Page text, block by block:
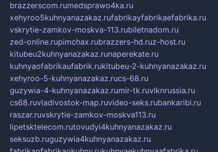
brazzerscom.rumedsprawo4ka.ru
xehyroo5kuhnyanazakaz.rufabrikayfabrikaefabrika.ru
vskrytie-zamkov-moskva-113.rubiletnadom.ru
zed-online.rupimchax.rubrazzers-hd.ruz-host.ru
kitubeu2kuhnyanazakaz.runaperekate.ru
kuhnyaofabrikaufabrik.rukitubeu-2-kuhnyanazakaz.ru
xehyroo-5-kuhnyanazakaz.rucs-68.ru
guzywia-4-kuhnyanazakaz.rumir-tk.ruvlknrussia.ru
cs68.ruvladivostok-map.ruvideo-seks.rubankaribi.ru
raszar.ruvskrytie-zamkov-moskva113.ru
lipetsktelecom.rutovudyi4kuhnyanazakaz.ru
seksuzb.ruguzywia4kuhnyanazakaz.ru